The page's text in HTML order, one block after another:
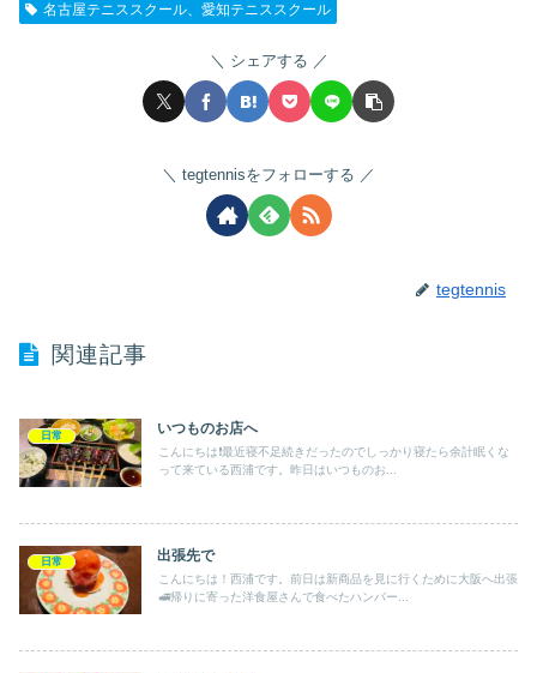
名古屋テニススクール、愛知テニススクール
シェアする
tegtennisをフォローする
tegtennis
関連記事
日常 いつものお店へ
こんにちは❗️最近寝不足続きだったのでしっかり寝たら余計眠くな
って来ている西浦です。昨日はいつものお...
日常 出張先で
こんにちは！西浦です。前日は新商品を見に行くために大阪へ出張
🚅帰りに寄った洋食屋さんで食べたハンバー...